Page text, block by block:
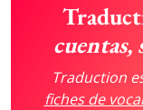
cuentas,
Traduction
fiches de